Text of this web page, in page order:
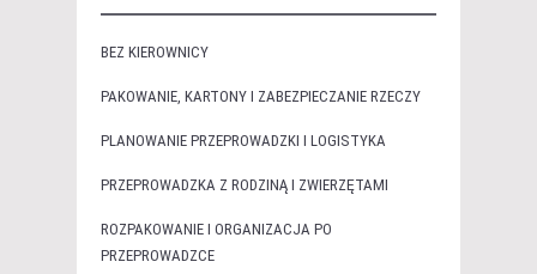
BEZ KIEROWNICY
PAKOWANIE, KARTONY I ZABEZPIECZANIE RZECZY
PLANOWANIE PRZEPROWADZKI I LOGISTYKA
PRZEPROWADZKA Z RODZINĄ I ZWIERZĘTAMI
ROZPAKOWANIE I ORGANIZACJA PO
PRZEPROWADZCE